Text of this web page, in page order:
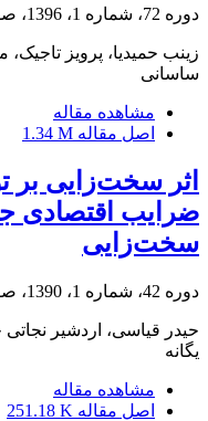
دوره 72، شماره 1، 1396، صفحه
زینب حمیدیا، پرویز
ساسانی
مشاهده مقاله
اصل مقاله 1.34 M
اثر سخت‌زایی بر
ضرایب اقتصادی
سخت‌زایی
دوره 42، شماره 1، 1390، صفحه
حیدر قیاسی، اردشیر
یگانه
مشاهده مقاله
اصل مقاله 251.18 K